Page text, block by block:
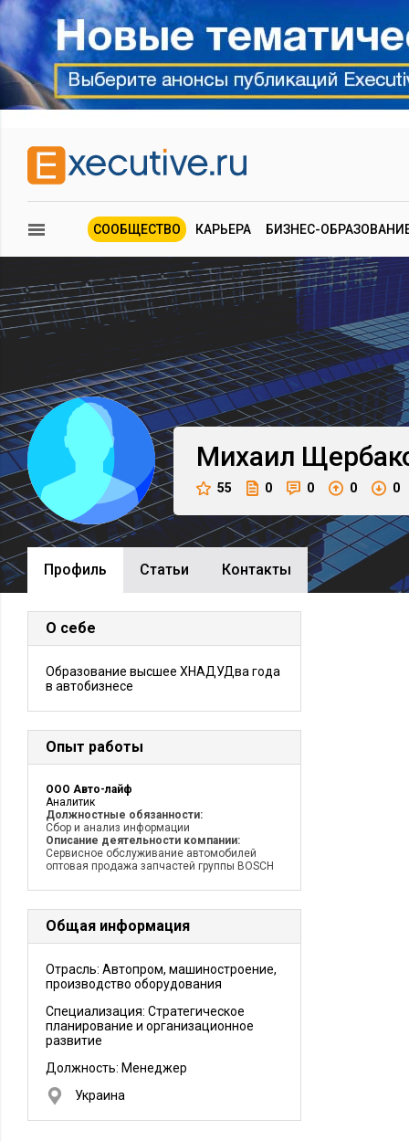
СООБЩЕСТВО КАРЬЕРА БИЗНЕС-
Михаил
55 0 0 0 0
Профиль Cтатьи Контакты
О себе
Образование высшее ХНАДУДва года
в автобизнесе
Опыт работы
ООО Авто-лайф
Аналитик
Должностные обязанности:
Сбор и анализ информации
Описание деятельности компании:
Сервисное обслуживание автомобилей
оптовая продажа запчастей группы BOSCH
Общая информация
Отрасль: Автопром, машиностроение,
производство оборудования
Специализация: Стратегическое
планирование и организационное
развитие
Должность: Менеджер
Украина